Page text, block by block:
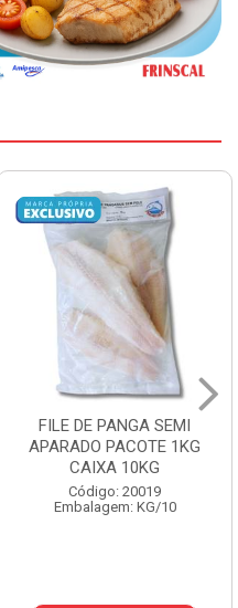
POLACA DESFIADA
PESCAMARES PCT5KG
CX10KG
Código: 20161
Embalagem: KG/10